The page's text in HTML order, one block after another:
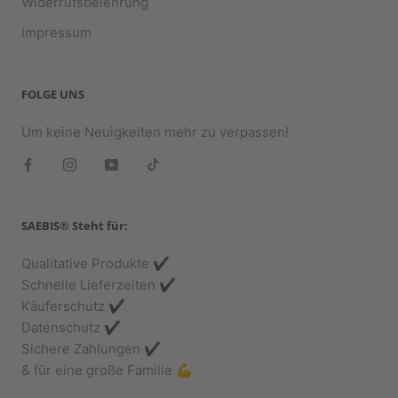
möchtest, dass das Shirt "normal" anliegend ist, dann
wähle bei deiner Bestellung einfach die Größe S. Solltest
gerne ;).
Impressum
FOLGE UNS
Um keine Neuigkeiten mehr zu verpassen!
SAEBIS® Steht für:
Qualitative Produkte ✔️
Schnelle Lieferzeiten ✔️
Käuferschutz ✔️
Datenschutz ✔️
Sichere Zahlungen ✔️
& für eine große Familie 💪